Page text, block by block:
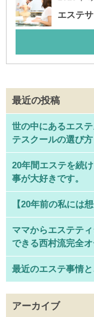
エステ
最近の投稿
世の中にあるエス
テスクールの選び方
20年間エステを続
事が大好きです。
【20年前の私には
ママからエステテ
できる西村流完全
最近のエステ事情
アーカイブ